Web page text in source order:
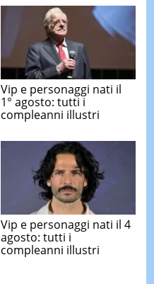
Vip e personaggi nati il
1° agosto: tutti i
compleanni illustri
Vip e personaggi nati il 4
agosto: tutti i
compleanni illustri